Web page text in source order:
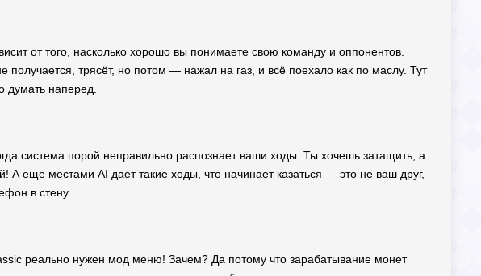
от того, насколько хорошо вы понимаете свою команду и оппонентов.
трясёт, но потом — нажал на газ, и всё поехало как по маслу. Тут
думать наперед.
система порой неправильно распознает ваши ходы. Ты хочешь затащить, а
еще местами AI дает такие ходы, что начинает казаться — это не ваш друг,
в стену.
реально нужен мод меню! Зачем? Да потому что зарабатывание монет